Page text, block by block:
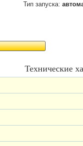
Тип запуска:
Технические